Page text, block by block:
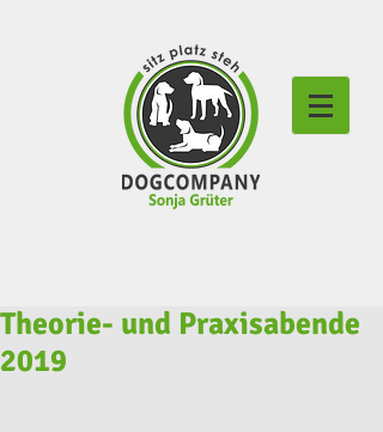
Theorie- und Praxisabende
2019